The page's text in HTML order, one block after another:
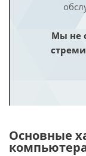
Мы не
Основные